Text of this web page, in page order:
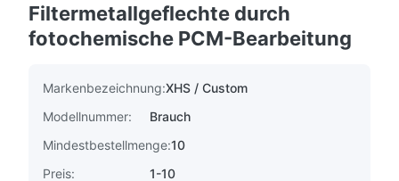
Filtermetallgeflechte durch
fotochemische PCM-Bearbeitung
Markenbezeichnung:XHS / Custom
Modellnummer:
Brauch
Mindestbestellmenge:10
Preis:
1-10